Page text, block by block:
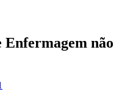
Enfermagem não